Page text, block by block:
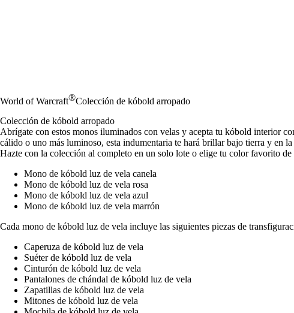
World of Warcraft®Colección de kóbold arropado
Colección de kóbold arropado
Abrígate con estos monos iluminados con velas y acepta tu kóbold interior
cálido o uno más luminoso, esta indumentaria te hará brillar bajo tierra y en
Hazte con la colección al completo en un solo lote o elige tu color favorito
Mono de kóbold luz de vela canela
Mono de kóbold luz de vela rosa
Mono de kóbold luz de vela azul
Mono de kóbold luz de vela marrón
Cada mono de kóbold luz de vela incluye las siguientes piezas de
Caperuza de kóbold luz de vela
Suéter de kóbold luz de vela
Cinturón de kóbold luz de vela
Pantalones de chándal de kóbold luz de vela
Zapatillas de kóbold luz de vela
Mitones de kóbold luz de vela